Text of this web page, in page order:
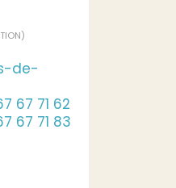
de-
67 71 62
67 71 83